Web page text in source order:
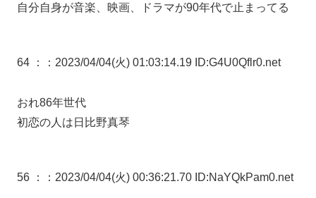
自分自身が音楽、映画、ドラマが90年代で止まってる
64 ： ：2023/04/04(火) 01:03:14.19 ID:G4U0Qflr0.net
おれ86年世代
初恋の人は日比野真琴
56 ： ：2023/04/04(火) 00:36:21.70 ID:NaYQkPam0.net